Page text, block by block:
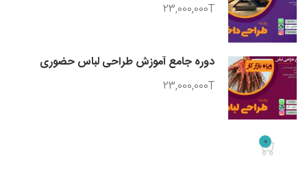
23,000,000T
دوره جامع آموزش طراحی لباس حضوری
23,000,000T
0